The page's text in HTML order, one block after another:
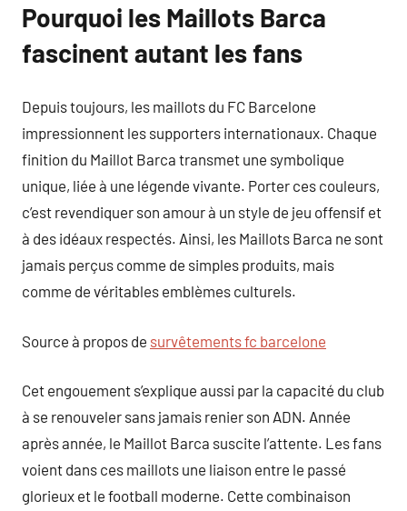
Pourquoi les Maillots Barca
fascinent autant les fans
Depuis toujours, les maillots du FC Barcelone
impressionnent les supporters internationaux. Chaque
finition du Maillot Barca transmet une symbolique
unique, liée à une légende vivante. Porter ces couleurs,
c’est revendiquer son amour à un style de jeu offensif et
à des idéaux respectés. Ainsi, les Maillots Barca ne sont
jamais perçus comme de simples produits, mais
comme de véritables emblèmes culturels.
Source à propos de survêtements fc barcelone
Cet engouement s’explique aussi par la capacité du club
à se renouveler sans jamais renier son ADN. Année
après année, le Maillot Barca suscite l’attente. Les fans
voient dans ces maillots une liaison entre le passé
glorieux et le football moderne. Cette combinaison